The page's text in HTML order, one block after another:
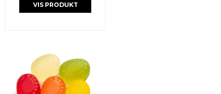
VIS PRODUKT